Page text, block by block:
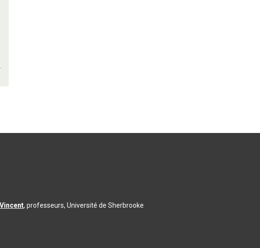
, professeurs, Université de Sherbrooke